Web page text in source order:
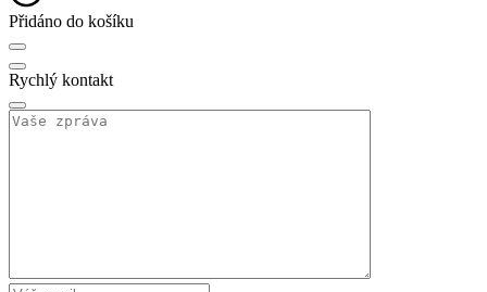
Přidáno do košíku
Rychlý kontakt